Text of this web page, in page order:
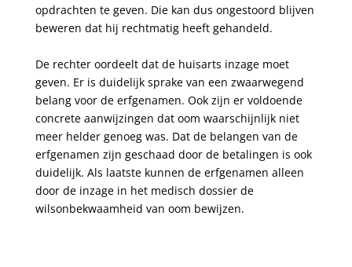
opdrachten te geven. Die kan dus ongestoord blijven
beweren dat hij rechtmatig heeft gehandeld.
De rechter oordeelt dat de huisarts inzage moet
geven. Er is duidelijk sprake van een zwaarwegend
belang voor de erfgenamen. Ook zijn er voldoende
concrete aanwijzingen dat oom waarschijnlijk niet
meer helder genoeg was. Dat de belangen van de
erfgenamen zijn geschaad door de betalingen is ook
duidelijk. Als laatste kunnen de erfgenamen alleen
door de inzage in het medisch dossier de
wilsonbekwaamheid van oom bewijzen.